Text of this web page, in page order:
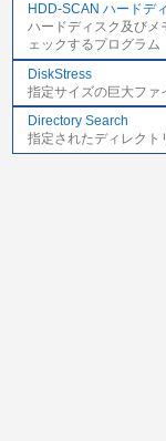
HDD-SCAN ハードデ
ハードディスク及びメ
ェックするプログラム
DiskStress
指定サイズの巨大ファ
Directory Search
指定されたディレクト